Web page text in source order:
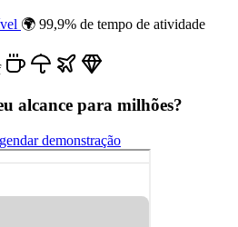
🌍 99,9% de tempo de atividade
alcance para milhões?
demonstração